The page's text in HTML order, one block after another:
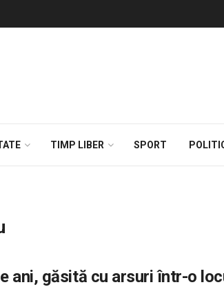
TIMP LIBER SPORT
ani, găsită cu arsuri într-o